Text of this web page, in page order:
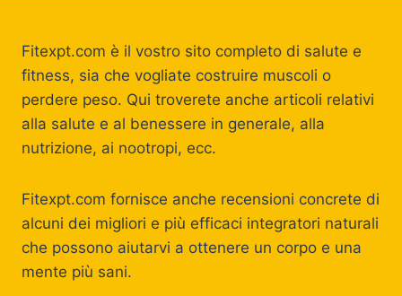
Fitexpt.com è il vostro sito completo di salute e
fitness, sia che vogliate costruire muscoli o
perdere peso. Qui troverete anche articoli relativi
alla salute e al benessere in generale, alla
nutrizione, ai nootropi, ecc.
Fitexpt.com fornisce anche recensioni concrete di
alcuni dei migliori e più efficaci integratori naturali
che possono aiutarvi a ottenere un corpo e una
mente più sani.